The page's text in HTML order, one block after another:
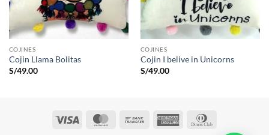
COJINES
Cojin Llama Bolitas
S/49.00
COJINES
Cojin I belive in Unicorns
S/49.00
Visa MasterCardBank
American
Club